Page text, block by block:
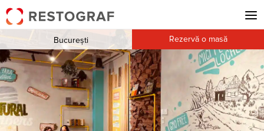
București Rezervă o masă